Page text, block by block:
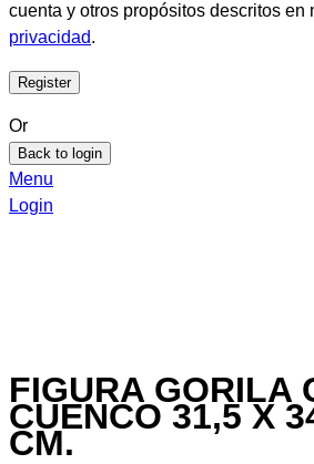
cuenta y otros propósitos descritos en
privacidad.
Or
Back to login
Menu
Login
FIGURA GORILA
CUENCO 31,5 X
CM.